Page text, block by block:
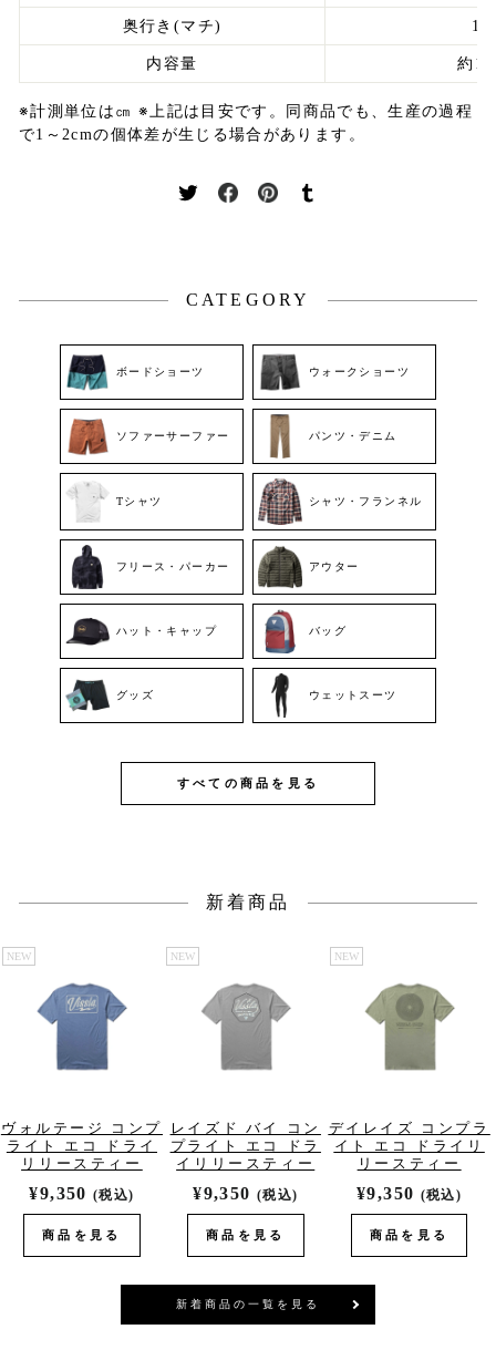
奥行き(マチ) 10
内容量 約
※計測単位は㎝ ※上記は目安です。同商品でも、生産の過程
で1～2cmの個体差が生じる場合があります。
Twitter
る
Facebook
す
Pinterest
る
CATEGORY
ボードショーツ ウォークショーツ
ソファーサーファー パンツ・デニム
Tシャツ シャツ・フランネル
フリース・パーカー アウター
ハット・キャップ バッグ
グッズ ウェットスーツ
すべての商品を見る
新着商品
NEW
ヴォルテージ コンプ
ライト エコ ドライ
リリースティー
¥9,350 (税込)
商品を見る
NEW
レイズド バイ コン
プライト エコ ドラ
イリリースティー
¥9,350 (税込)
商品を見る
NEW
デイレイズ コンプラ
イト エコ ドライリ
リースティー
¥9,350 (税込)
商品を見る
新着商品の一覧を見る